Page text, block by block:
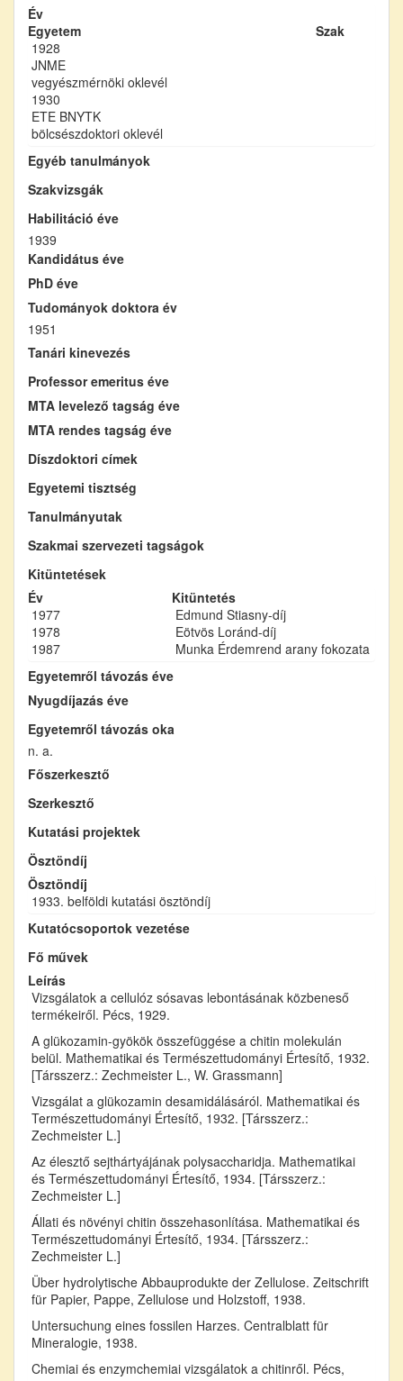
Év
Egyetem
Szak
1928
JNME
vegyészmérnöki oklevél
1930
ETE BNYTK
bölcsészdoktori oklevél
Egyéb tanulmányok
Szakvizsgák
Habilitáció éve
1939
Kandidátus éve
PhD éve
Tudományok doktora év
1951
Tanári kinevezés
Professor emeritus éve
MTA levelező tagság éve
MTA rendes tagság éve
Díszdoktori címek
Egyetemi tisztség
Tanulmányutak
Szakmai szervezeti tagságok
Kitüntetések
Év
Kitüntetés
1977
Edmund Stiasny-díj
1978
Eötvös Loránd-díj
1987
Munka Érdemrend arany fokozata
Egyetemről távozás éve
Nyugdíjazás éve
Egyetemről távozás oka
n. a.
Főszerkesztő
Szerkesztő
Kutatási projektek
Ösztöndíj
Ösztöndíj
1933. belföldi kutatási ösztöndíj
Kutatócsoportok vezetése
Fő művek
Leírás
Vizsgálatok a cellulóz sósavas lebontásának közbeneső
termékeiről. Pécs, 1929.
A glükozamin-gyökök összefüggése a chitin molekulán
belül. Mathematikai és Természettudományi Értesítő, 1932.
[Társszerz.: Zechmeister L., W. Grassmann]
Vizsgálat a glükozamin desamidálásáról. Mathematikai és
Természettudományi Értesítő, 1932. [Társszerz.:
Zechmeister L.]
Az élesztő sejthártyájának polysaccharidja. Mathematikai
és Természettudományi Értesítő, 1934. [Társszerz.:
Zechmeister L.]
Állati és növényi chitin összehasonlítása. Mathematikai és
Természettudományi Értesítő, 1934. [Társszerz.:
Zechmeister L.]
Über hydrolytische Abbauprodukte der Zellulose. Zeitschrift
für Papier, Pappe, Zellulose und Holzstoff, 1938.
Untersuchung eines fossilen Harzes. Centralblatt für
Mineralogie, 1938.
Chemiai és enzymchemiai vizsgálatok a chitinről. Pécs,